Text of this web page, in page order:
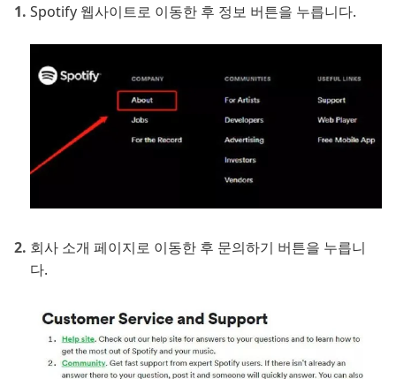
Spotify 웹사이트로 이동한 후 정보 버튼을 누릅니다.
회사 소개 페이지로 이동한 후 문의하기 버튼을 누릅니
다.